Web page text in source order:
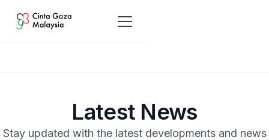
Latest News
Stay updated with the latest developments and news